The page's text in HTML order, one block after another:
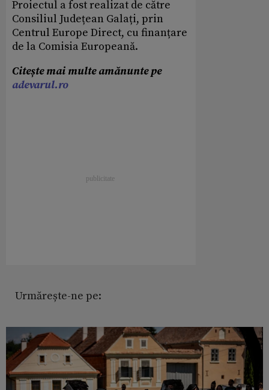
Proiectul a fost realizat de către
Consiliul Județean Galați, prin
Centrul Europe Direct, cu finanțare
de la Comisia Europeană.
Citește mai multe amănunte pe
adevarul.ro
Urmărește-ne pe: